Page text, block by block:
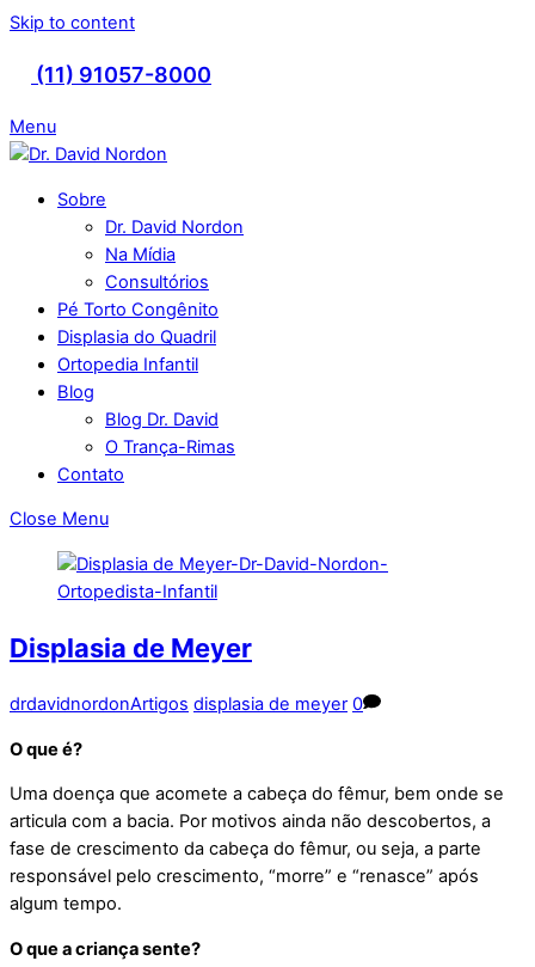
Skip to content
(11) 91057-8000
Menu
Sobre
Dr. David Nordon
Na Mídia
Consultórios
Pé Torto Congênito
Displasia do Quadril
Ortopedia Infantil
Blog
Blog Dr. David
O Trança-Rimas
Contato
Close Menu
Displasia de Meyer
drdavidnordonArtigos displasia de meyer 0
O que é?
Uma doença que acomete a cabeça do fêmur, bem onde se
articula com a bacia. Por motivos ainda não descobertos, a
fase de crescimento da cabeça do fêmur, ou seja, a parte
responsável pelo crescimento, “morre” e “renasce” após
algum tempo.
O que a criança sente?